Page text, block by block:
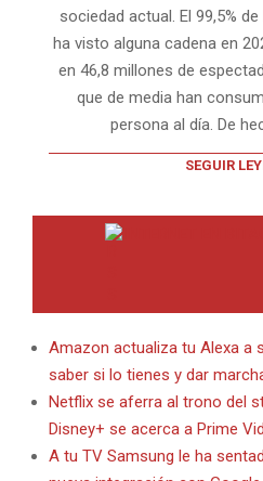
sociedad actual. El 99,5%
ha visto alguna cadena en
en 46,8 millones de
que de media han
persona al día. De
SEGUIR
Amazon actualiza tu Alexa a
saber si lo tienes y dar
Netflix se aferra al trono del
Disney+ se acerca a Prime
A tu TV Samsung le ha